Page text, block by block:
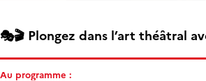
🎭🎬 Plongez dans l’art théâtral
Au programme :